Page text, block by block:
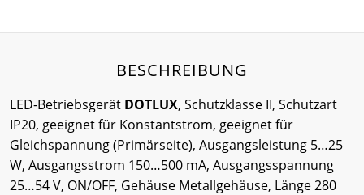
BESCHREIBUNG
LED-Betriebsgerät DOTLUX, Schutzklasse II, Schutzart
IP20, geeignet für Konstantstrom, geeignet für
Gleichspannung (Primärseite), Ausgangsleistung 5…25
W, Ausgangsstrom 150…500 mA, Ausgangsspannung
25…54 V, ON/OFF, Gehäuse Metallgehäuse, Länge 280